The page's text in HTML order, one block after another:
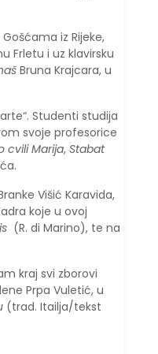
iz Rijeke,
Frletu i uz klavirsku
Bruna Krajcara, u
Studenti studija
svoje profesorice
cvili Marija, Stabat
Višić Karavida,
koje u ovoj
(R. di Marino), te na
kraj svi zborovi
Prpa Vuletić, u
(trad. Itailja/tekst